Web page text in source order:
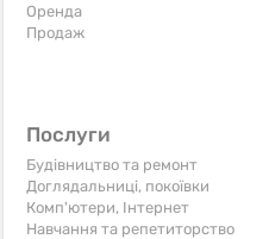
Оренда
Продаж
Послуги
Будівництво та ремонт
Доглядальниці, покоївки
Комп'ютери, Інтернет
Навчання та репетиторство